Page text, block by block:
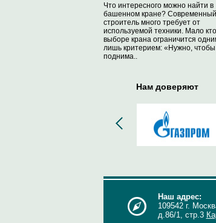
Что интересного можно найти в
башенном кране? Современный
строитель много требует от
используемой техники. Мало
выборе крана ограничится
лишь критерием: «Нужно, чтобы
поднима..
Нам доверяют
Наш адрес:
109542 г.
д.86/1, стр.3